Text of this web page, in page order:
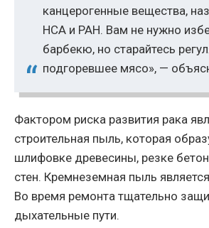
канцерогенные вещества,
HCA и PAH. Вам не нужно
барбекю, но старайтесь
подгоревшее мясо», —
Фактором риска развития рака
строительная пыль, которая
шлифовке древесины, резке
стен. Кремнеземная пыль
Во время ремонта тщательно
дыхательные пути.